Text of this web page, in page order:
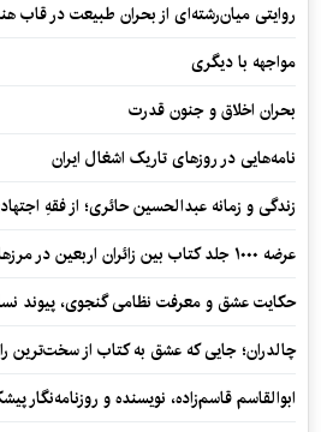
روایتی میان‌رشته‌ای از بحران طبیعت در قاب
مواجهه با دیگری
بحران اخلاق و جنون قدرت
نامه‌هایی در روزهای تاریک اشغال ایران
زندگی و زمانه عبدالحسین حائری؛ از فقهِ
عرضه ۱۰۰۰ جلد کتاب بین زائران اربعین در مرزهای کرمانشاه
حکایت عشق و معرفت نظامی گنجوی، پیوند
چالدران؛ جایی که عشق به کتاب از سخت‌ترین
ابوالقاسم قاسم‌زاده، نویسنده و